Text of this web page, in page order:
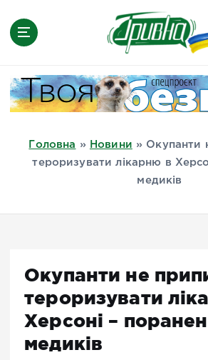
Миколаїв,
Головна » Новини » Окупанти
тероризувати лікарню в
медиків
Окупанти не
тероризувати
Херсоні –
медиків